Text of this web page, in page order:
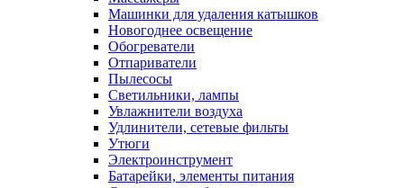
Машинки для удаления катышков
Новогоднее освещение
Обогреватели
Отпариватели
Пылесосы
Светильники, лампы
Увлажнители воздуха
Удлинители, сетевые фильты
Утюги
Электроинструмент
Батарейки, элементы питания